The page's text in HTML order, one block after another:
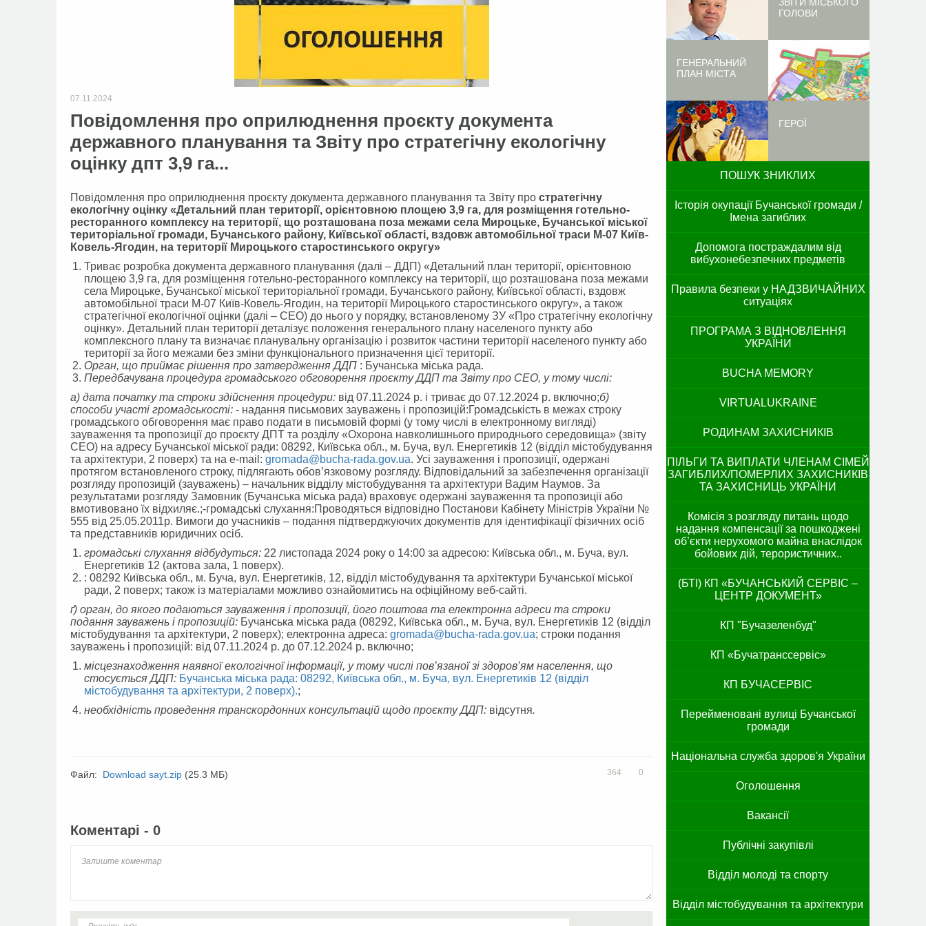
07.11.2024
Повідомлення про оприлюднення проєкту документа
державного планування та Звіту про стратегічну екологічну
оцінку дпт 3,9 га...
Повідомлення про оприлюднення проєкту документа державного планування та Звіту про стратегічну
екологічну оцінку «Детальний план території, орієнтовною площею 3,9 га, для розміщення готельно-
ресторанного комплексу на території, що розташована поза межами села Мироцьке, Бучанської міської
територіальної громади, Бучанського району, Київської області, вздовж автомобільної траси М-07 Київ-
Ковель-Ягодин, на території Мироцького старостинського округу»
Триває розробка документа державного планування (далі – ДДП) «Детальний план території, орієнтовною
площею 3,9 га, для розміщення готельно-ресторанного комплексу на території, що розташована поза межами
села Мироцьке, Бучанської міської територіальної громади, Бучанського району, Київської області, вздовж
автомобільної траси М-07 Київ-Ковель-Ягодин, на території Мироцького старостинського округу», а також
стратегічної екологічної оцінки (далі – СЕО) до нього у порядку, встановленому ЗУ «Про стратегічну екологічну
оцінку». Детальний план території деталізує положення генерального плану населеного пункту або
комплексного плану та визначає планувальну організацію і розвиток частини території населеного пункту або
території за його межами без зміни функціонального призначення цієї території.
Орган, що приймає рішення про затвердження ДДП : Бучанська міська рада.
Передбачувана процедура громадського обговорення проєкту ДДП та Звіту про СЕО, у тому числі:
а) дата початку та строки здійснення процедури: від 07.11.2024 р. і триває до 07.12.2024 р. включно;б)
способи участі громадськості: - надання письмових зауважень і пропозицій:Громадськість в межах строку
громадського обговорення має право подати в письмовій формі (у тому числі в електронному вигляді)
зауваження та пропозиції до проєкту ДПТ та розділу «Охорона навколишнього природнього середовища» (звіту
СЕО) на адресу Бучанської міської ради: 08292, Київська обл., м. Буча, вул. Енергетиків 12 (відділ містобудування
та архітектури, 2 поверх) та на e-mail: gromada@bucha-rada.gov.ua. Усі зауваження і пропозиції, одержані
протягом встановленого строку, підлягають обов’язковому розгляду. Відповідальний за забезпечення організації
розгляду пропозицій (зауважень) – начальник відділу містобудування та архітектури Вадим Наумов. За
результатами розгляду Замовник (Бучанська міська рада) враховує одержані зауваження та пропозиції або
вмотивовано їх відхиляє.;-громадські слухання:Проводяться відповідно Постанови Кабінету Міністрів України №
555 від 25.05.2011р. Вимоги до учасників – подання підтверджуючих документів для ідентифікації фізичних осіб
та представників юридичних осіб.
громадські слухання відбудуться: 22 листопада 2024 року о 14:00 за адресою: Київська обл., м. Буча, вул.
Енергетиків 12 (актова зала, 1 поверх).
: 08292 Київська обл., м. Буча, вул. Енергетиків, 12, відділ містобудування та архітектури Бучанської міської
ради, 2 поверх; також із матеріалами можливо ознайомитись на офіційному веб-сайті.
ґ) орган, до якого подаються зауваження і пропозиції, його поштова та електронна адреси та строки
подання зауважень і пропозицій: Бучанська міська рада (08292, Київська обл., м. Буча, вул. Енергетиків 12 (відділ
містобудування та архітектури, 2 поверх); електронна адреса: gromada@bucha-rada.gov.ua; строки подання
зауважень і пропозицій: від 07.11.2024 р. до 07.12.2024 р. включно;
місцезнаходження наявної екологічної інформації, у тому числі пов’язаної зі здоров’ям населення, що
стосується ДДП: Бучанська міська рада: 08292, Київська обл., м. Буча, вул. Енергетиків 12 (відділ
містобудування та архітектури, 2 поверх).;
необхідність проведення транскордонних консультацій щодо проєкту ДДП: відсутня.
0
364
Файл: Download sayt.zip (25.3 МБ)
Коментарі - 0
ГОЛОВИ
ГЕНЕРАЛЬНИЙ
ПЛАН МІСТА
ГЕРОЇ
ПОШУК ЗНИКЛИХ
Історія окупації Бучанської громади /
Імена загиблих
Допомога постраждалим від
вибухонебезпечних предметів
Правила безпеки у НАДЗВИЧАЙНИХ
ситуаціях
ПРОГРАМА З ВІДНОВЛЕННЯ
УКРАЇНИ
BUCHA MEMORY
VIRTUALUKRAINE
РОДИНАМ ЗАХИСНИКІВ
ПІЛЬГИ ТА ВИПЛАТИ ЧЛЕНАМ СІМЕЙ
ЗАГИБЛИХ/ПОМЕРЛИХ ЗАХИСНИКІВ
ТА ЗАХИСНИЦЬ УКРАЇНИ
Комісія з розгляду питань щодо
надання компенсації за пошкоджені
об’єкти нерухомого майна внаслідок
бойових дій, терористичних..
(БТІ) КП «БУЧАНСЬКИЙ СЕРВІС –
ЦЕНТР ДОКУМЕНТ»
КП "Бучазеленбуд"
КП «Бучатранссервіс»
КП БУЧАСЕРВІС
Перейменовані вулиці Бучанської
громади
Національна служба здоров'я України
Оголошення
Вакансії
Публічні закупівлі
Відділ молоді та спорту
Відділ містобудування та архітектури